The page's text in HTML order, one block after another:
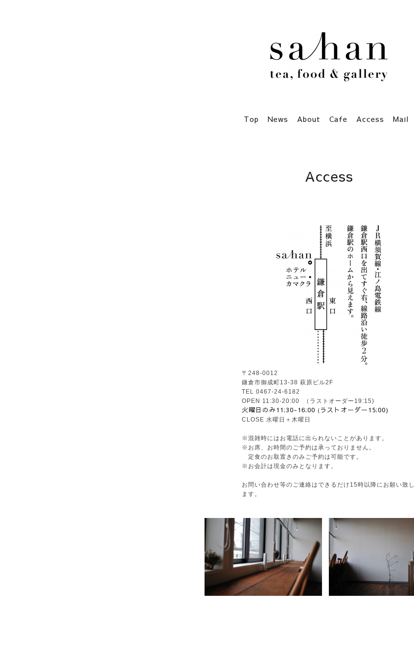
Top News About Cafe Access Mail
Access
〒248-0012
鎌倉市御成町13-38 萩原ビル2F
TEL 0467-24-6182
OPEN 11:30-20:00 （ラストオーダー19:15)
火曜日のみ11:30-16:00 ( ラストオーダー15:00)
CLOSE 水曜日＋木曜日
※混雑時にはお電話に出られないことがあります。
※お席、お時間のご予約は承っておりません。
定食のお取置きのみご予約は可能です。
※お会計は現金のみとなります。
お問い合わせ等のご連絡はできるだけ15時以降にお願い致し
ます。